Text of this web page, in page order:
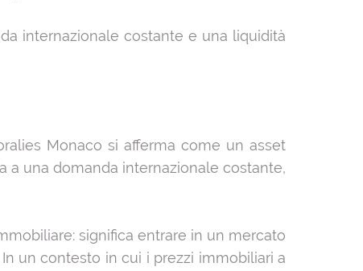
internazionale costante e una liquidità
Monaco si afferma come un asset
a una domanda internazionale costante,
significa entrare in un mercato
un contesto in cui i prezzi immobiliari a